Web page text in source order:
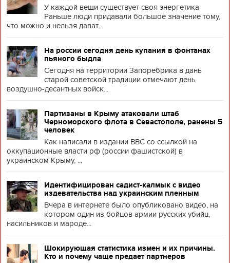
У каждой вещи существует своя энергетика
Раньше люди придавали большое значение тому,
что можно и нельзя дават...
На россии сегодня день купания в фонтанах
пьяного быдла
Сегодня на территории Запоребрика в дань
старой советской традиции отмечают день
воздушно-десантных войск...
Партизаны в Крыму атаковали штаб
Черноморского флота в Севастополе, ранены 5
человек
Как написали в издании BBC со ссылкой на
оккупационные власти рф (россии фашистской) в
украинском Крыму, ...
Идентифицирован садист-калмык с видео
издевательства над украинским пленным
Вчера в интернете было опубликовано видео, на
котором один из бойцов армии русских убийц,
насильников и мароде...
Шокирующая статистика измен и их причины.
Кто и почему чаще предает партнеров